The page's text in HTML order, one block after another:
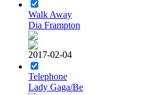
Walk Away
Dia Frampton
2017-02-04
Telephone
Lady Gaga/Be